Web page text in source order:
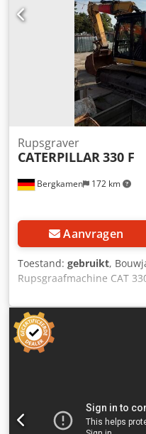
Extra hydraulische
Codozrv Urjpfx Ah Herf
grijper Plaat
aanwezig Afmetingen:
3280 Gewicht: 15320 kg
defect, olielekkage aan
Bergkamen 172 km
Rupsgraver
CATERPILLAR330 F
Aanvragen
Toestand: gebruikt,
Rupsgraafmachine CAT
uitstekende staat Motor
261 pk, bedrijfsgewicht
km/u Graafdiepte tot 7,24
ca. 1,7 m³ Transportlengte
Herf Transporthoogte ca.